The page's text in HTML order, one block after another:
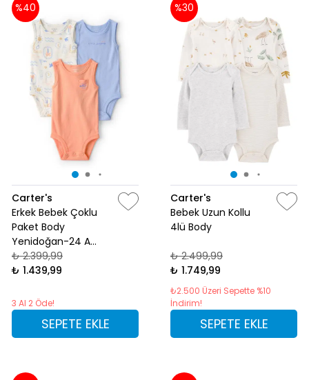
%40
Carter's
Erkek Bebek Çoklu
Paket Body
Yenidoğan-24 Ay
Çok Renkli
₺ 2.399,99
₺ 1.439,99
3 Al 2 Öde!
SEPETE EKLE
%30
Carter's
Bebek Uzun Kollu
4lü Body
₺ 2.499,99
₺ 1.749,99
₺2.500 Üzeri Sepette %10
İndirim!
SEPETE EKLE